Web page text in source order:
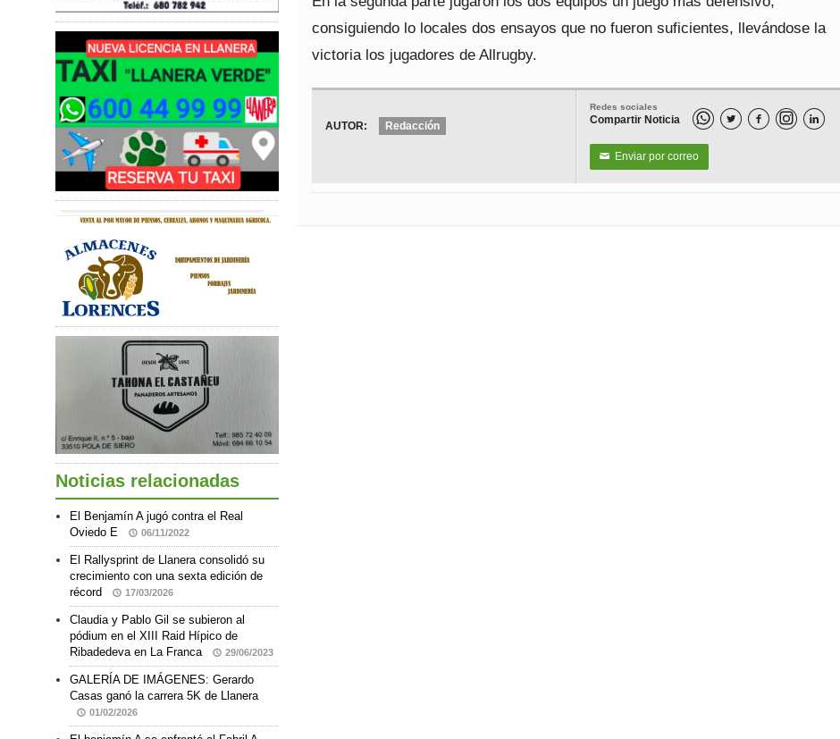
consiguiendo lo locales dos ensayos que no fueron suficientes, llevándose la
victoria los jugadores de Allrugby.
Redes sociales
Compartir Noticia   
✉ Enviar por correo
AUTOR: Redacción
Noticias relacionadas
El Benjamín A jugó contra el Real
Oviedo E
06/11/2022
El Rallysprint de Llanera consolidó su
crecimiento con una sexta edición de
récord
17/03/2026
Claudia y Pablo Gil se subieron al
pódium en el XIII Raid Hípico de
Ribadedeva en La Franca
29/06/2023
GALERÍA DE IMÁGENES: Gerardo
Casas ganó la carrera 5K de Llanera
01/02/2026